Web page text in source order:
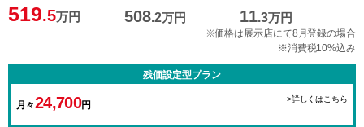
519.5万円 508.2万円 11.3万円
※価格は展示店にて8月登録の場合
※消費税10%込み
残価設定型プラン
月々24,700円
>詳しくはこちら